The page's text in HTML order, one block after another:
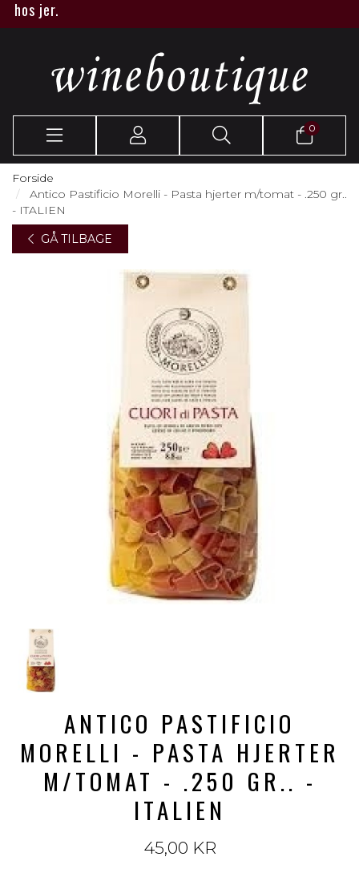
jer.
0
Forside
Antico Pastificio Morelli - Pasta hjerter m/tomat - .250 gr..
- ITALIEN
GÅ TILBAGE
ANTICO PASTIFICIO
MORELLI - PASTA HJERTER
M/TOMAT - .250 GR.. -
ITALIEN
45,00 KR